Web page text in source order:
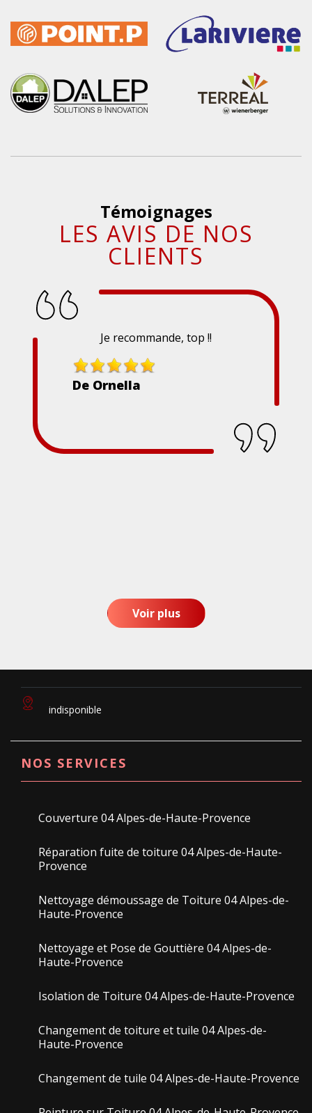
Témoignages
LES AVIS DE NOS
CLIENTS
Je recommande, top !!
De Ornella
Voir plus
indisponible
NOS SERVICES
Couverture 04 Alpes-de-Haute-Provence
Réparation fuite de toiture 04 Alpes-de-Haute-
Provence
Nettoyage démoussage de Toiture 04 Alpes-de-
Haute-Provence
Nettoyage et Pose de Gouttière 04 Alpes-de-
Haute-Provence
Isolation de Toiture 04 Alpes-de-Haute-Provence
Changement de toiture et tuile 04 Alpes-de-
Haute-Provence
Changement de tuile 04 Alpes-de-Haute-Provence